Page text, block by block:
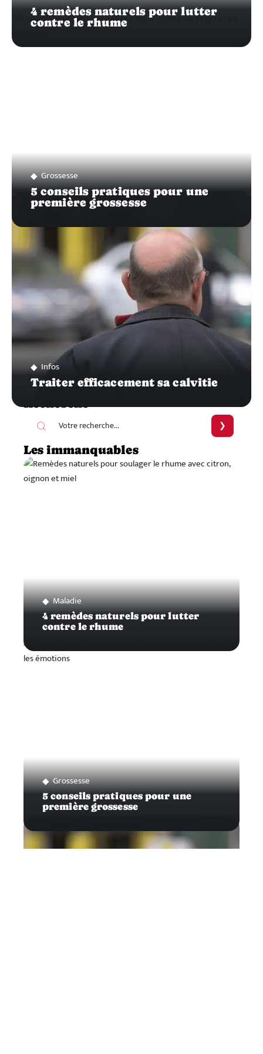
4 remèdes naturels pour lutter
contre le rhume
Grossesse
5 conseils pratiques pour une
première grossesse
Infos
Traiter efficacement sa calvitie
Recherche
Les immanquables
Maladie
4 remèdes naturels pour lutter
contre le rhume
Grossesse
5 conseils pratiques pour une
première grossesse